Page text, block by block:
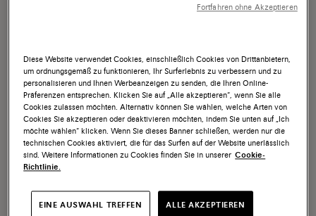
Diese Website verwendet Cookies, einschließlich Cookies von Drittanbietern,
um ordnungsgemäß zu funktionieren, Ihr Surferlebnis zu verbessern und zu
personalisieren und Ihnen Werbeanzeigen zu senden, die Ihren Online-
Präferenzen entsprechen. Klicken Sie auf „Alle akzeptieren“, wenn Sie alle
Cookies zulassen möchten. Alternativ können Sie wählen, welche Arten von
Cookies Sie akzeptieren oder deaktivieren möchten, indem Sie unten auf „Ich
möchte wählen“ klicken. Wenn Sie dieses Banner schließen, werden nur die
technischen Cookies aktiviert, die für das Surfen auf der Website unerlässlich
sind. Weitere Informationen zu Cookies finden Sie in unserer Cookie-
Richtlinie.
EINE AUSWAHL TREFFEN ALLE AKZEPTIEREN
Fortfahren ohne Akzeptieren